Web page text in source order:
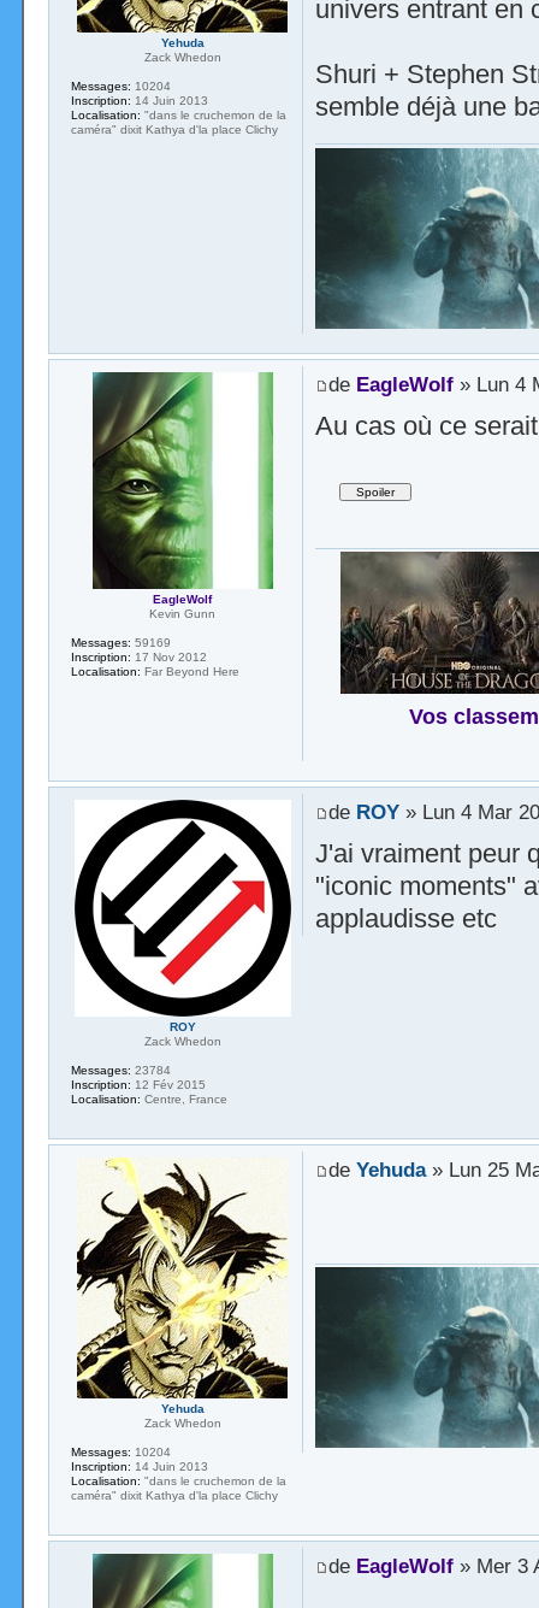
univers entrant en
Shuri + Stephen
semble déjà une
Yehuda
Zack Whedon
Messages: 10204
Inscription: 14 Juin 2013
Localisation: "dans le cruchemon de la
caméra" dixit Kathya d'la place Clichy
de EagleWolf» Lun 4
Au cas où ce
Vos
EagleWolf
Kevin Gunn
Messages: 59169
Inscription: 17 Nov 2012
Localisation: Far Beyond Here
de ROY» Lun 4 Mar
J'ai vraiment peur
"iconic moments"
applaudisse etc
ROY
Zack Whedon
Messages: 23784
Inscription: 12 Fév 2015
Localisation: Centre, France
de Yehuda» Lun 25
Yehuda
Zack Whedon
Messages: 10204
Inscription: 14 Juin 2013
Localisation: "dans le cruchemon de la
caméra" dixit Kathya d'la place Clichy
de EagleWolf» Mer 3